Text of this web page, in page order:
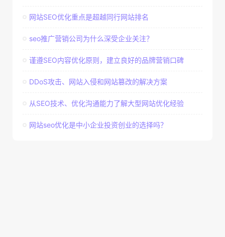
网站SEO优化重点是超越同行网站排名
seo推广营销公司为什么深受企业关注？
谨遵SEO内容优化原则，建立良好的品牌营销口碑
DDoS攻击、网站入侵和网站篡改的解决方案
从SEO技术、优化沟通能力了解大型网站优化经验
网站seo优化是中小企业投资创业的选择吗？